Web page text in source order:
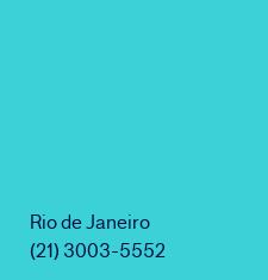
Rio de Janeiro
(21) 3003-5552